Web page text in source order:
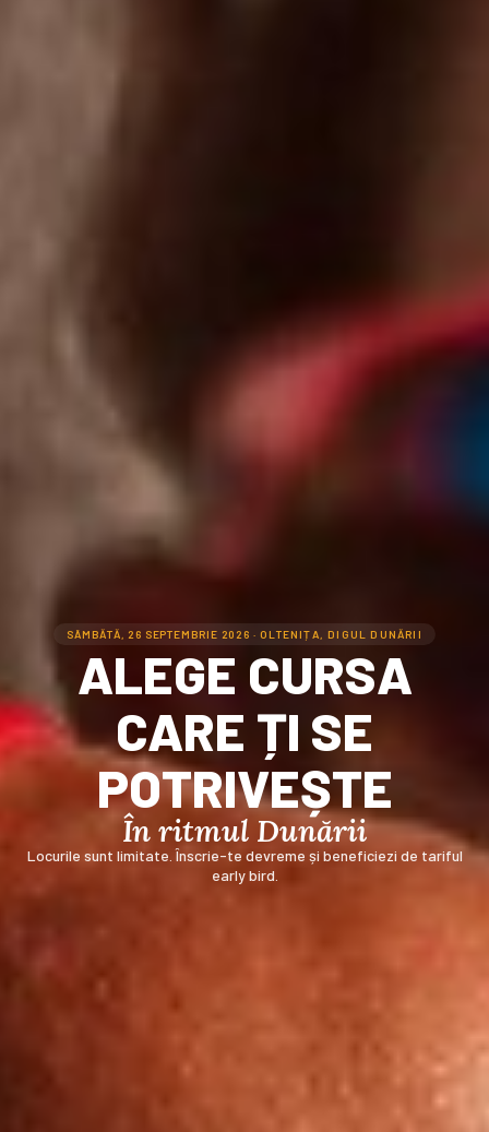
SÂMBĂTĂ, 26 SEPTEMBRIE 2026 · OLTENIȚA, DIGUL DUNĂRII
ALEGE CURSA
CARE ȚI SE
POTRIVEȘTE
În ritmul Dunării
Locurile sunt limitate. Înscrie-te devreme și beneficiezi de tariful
early bird.